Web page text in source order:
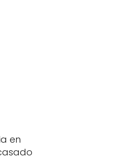
en